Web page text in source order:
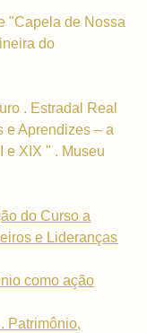
"Capela de Nossa
do
. Estradal Real
e Aprendizes – a
e XIX " . Museu
do Curso a
e Lideranças
como ação
Patrimônio,